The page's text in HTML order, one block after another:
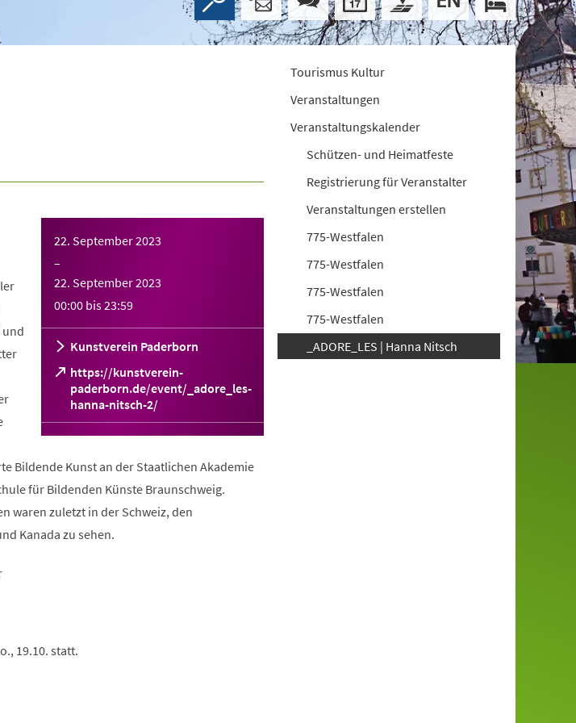
22. September 2023
–
22. September 2023
00:00 bis23:59
Kunstverein Paderborn
https://kunstverein-
paderborn.de/event/_adore_les-
hanna-nitsch-2/
(Öffnet
in
einem
Tab)
und
Bildende Kunst an der Staatlichen Akademie
für Bildenden Künste Braunschweig.
waren zuletzt in der Schweiz, den
Kanada zu sehen.
19.10. statt.
Tourismus Kultur
Veranstaltungen
Veranstaltungskalender
Schützen- und Heimatfeste
Registrierung für Veranstalter
Veranstaltungen erstellen
775-Westfalen
775-Westfalen
775-Westfalen
775-Westfalen
_ADORE_LES | Hanna Nitsch